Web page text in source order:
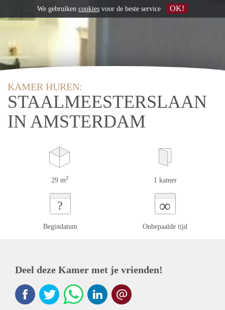
KAMER HUREN:
STAALMEESTERSLAAN
IN AMSTERDAM
29 m2 1 kamer
?
Begindatum
∞
Onbepaalde tijd
Deel deze Kamer met je vrienden!
We gebruiken cookies voor de beste service OK!